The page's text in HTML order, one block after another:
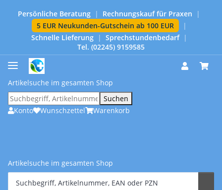
Persönliche Beratung | Rechnungskauf für Praxen
|
5 EUR Neukunden-Gutschein ab 100 EUR
|
Schnelle Lieferung
| Sprechstundenbedarf
|
Tel. (02245) 9159585
Artikelsuche im gesamten Shop
Suchen
Konto
Wunschzettel Warenkorb
Artikelsuche im gesamten Shop